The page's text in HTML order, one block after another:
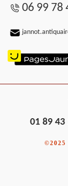
06 99 78
01 89 43
©2025